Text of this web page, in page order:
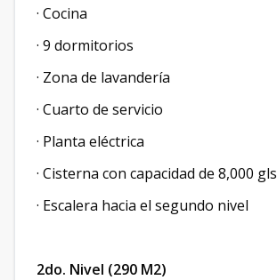
· Cocina
· 9 dormitorios
· Zona de lavandería
· Cuarto de servicio
· Planta eléctrica
· Cisterna con capacidad de 8,000 gls
· Escalera hacia el segundo nivel
2do. Nivel (290 M2)